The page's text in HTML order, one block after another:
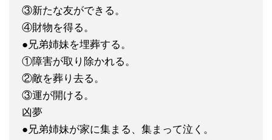
③新たな友ができる。
④財物を得る。
●兄弟姉妹を埋葬する。
①障害が取り除かれる。
②敵を葬り去る。
③運が開ける。
凶夢
●兄弟姉妹が家に集まる、集まって泣く。